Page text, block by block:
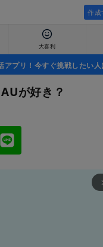
作成
大喜利
プリ！今すぐ挑戦したい人
が好き？